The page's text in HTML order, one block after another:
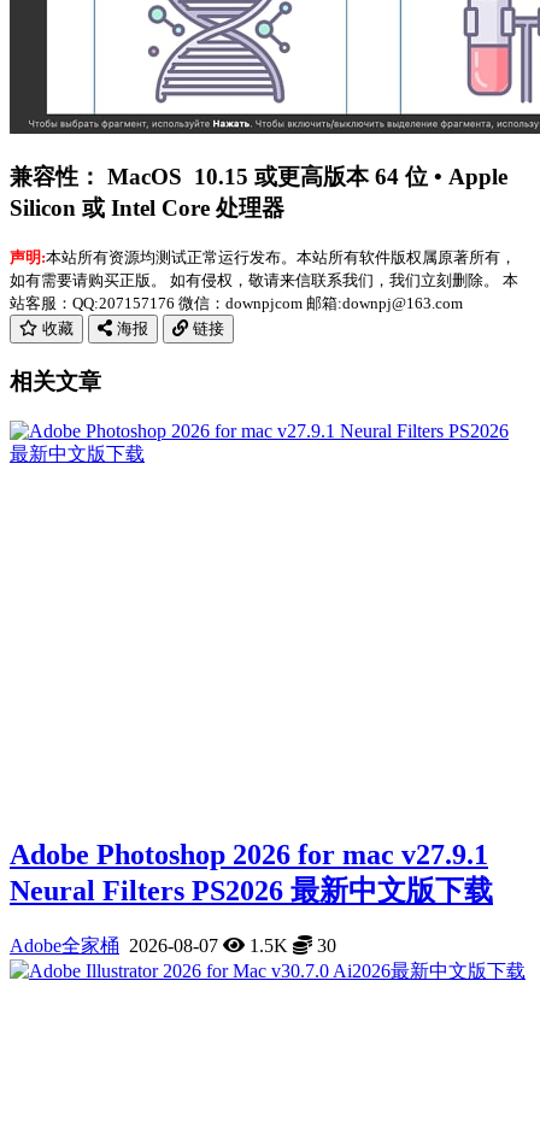
兼容性： MacOS 10.15 或更高版本 64 位 • Apple
Silicon 或 Intel Core 处理器
声明:本站所有资源均测试正常运行发布。本站所有软件版权属原著所有，
如有需要请购买正版。 如有侵权，敬请来信联系我们，我们立刻删除。 本
站客服：QQ:207157176 微信：downpjcom 邮箱:downpj@163.com
收藏
海报 链接
相关文章
Adobe Photoshop 2026 for mac v27.9.1
Neural Filters PS2026 最新中文版下载
Adobe全家桶 2026-08-07 1.5K 30